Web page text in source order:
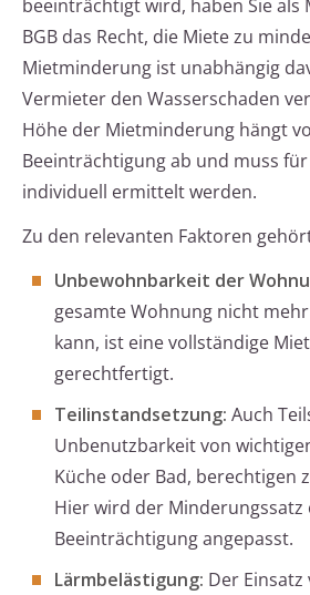
beeinträchtigt wird, haben Sie als
BGB das Recht, die Miete zu
Mietminderung ist unabhängig
Vermieter den Wasserschaden
Höhe der Mietminderung hängt
Beeinträchtigung ab und muss für
individuell ermittelt werden.
Zu den relevanten Faktoren
Unbewohnbarkeit der
gesamte Wohnung nicht
kann, ist eine vollständige
gerechtfertigt.
Teilinstandsetzung: Auch
Unbenutzbarkeit von
Küche oder Bad, berechtigen
Hier wird der
Beeinträchtigung angepasst.
Lärmbelästigung: Der Einsatz